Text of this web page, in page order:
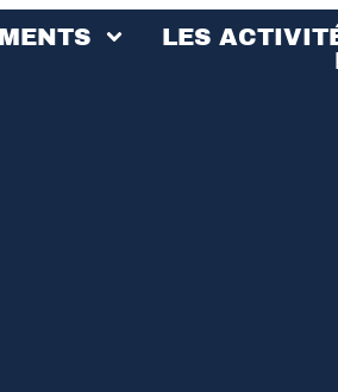
LES